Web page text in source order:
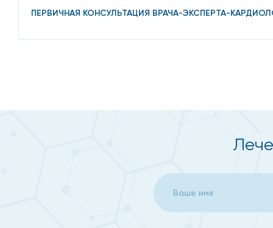
Перебои в работе сердца (толчки, замирания,
Диагностика аритмии
ПЕРВИЧНАЯ КОНСУЛЬТАЦИЯ ВРАЧА-ЭКСПЕРТА-